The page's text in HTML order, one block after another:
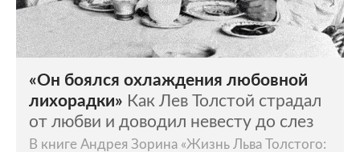
«Он боялся охлаждения любовной
лихорадки» Как Лев Толстой страдал
от любви и доводил невесту до слез
В книге Андрея Зорина «Жизнь Льва Толстого: